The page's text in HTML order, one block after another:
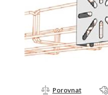
Porovnat